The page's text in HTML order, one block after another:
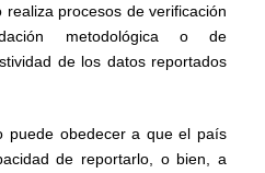
procesos de verificación
metodológica o de
de los datos reportados
puede obedecer a que el país
de reportarlo, o bien, a